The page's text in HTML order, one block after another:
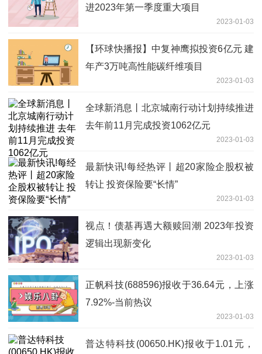
进2023年第一季度重大项目
2023-01-03
【环球快播报】中复神鹰拟投资6亿元 建
年产3万吨高性能碳纤维项目
2023-01-03
全球新消息丨北京城南行动计划持续推进
去年前11月完成投资1062亿元
2023-01-03
最新快讯!每经热评丨超20家险企股权被
转让 投资保险要“长情”
2023-01-03
视点！债基再遇大额赎回潮 2023年投资
逻辑出现新变化
2023-01-03
正帆科技(688596)报收于36.64元，上涨
7.92%-当前热议
2023-01-03
普达特科技(00650.HK)报收于1.01元，